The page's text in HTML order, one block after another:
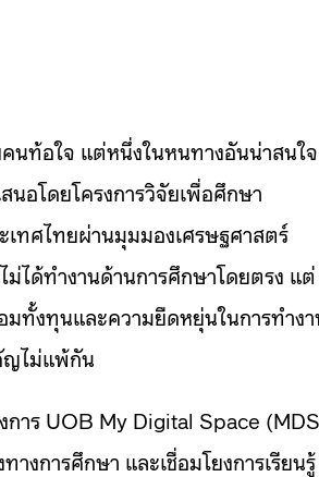
นท้อใจ แต่หนึ่งในหนทางอันน่าสนใจ
นอโดยโครงการวิจัยเพื่อศึกษา
เทศไทยผ่านมุมมองเศรษฐศาสตร์
ได้ทำงานด้านการศึกษาโดยตรง แต่
มทั้งทุนและความยืดหยุ่นในการทำง
ญไม่แพ้กัน
การ UOB My Digital Space
งการศึกษา และเชื่อมโยงการเรียนรู้